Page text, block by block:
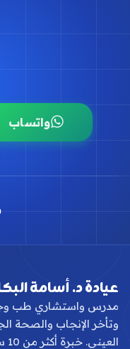
واتساب
عيادة د. أسامة
مدرس واستشاري طب
وتأخر الإنجاب والصحة